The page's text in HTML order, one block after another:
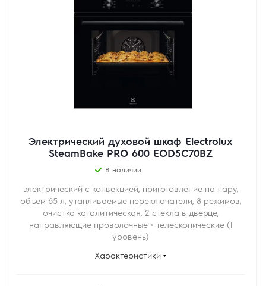
Электрический духовой шкаф Electrolux
SteamBake PRO 600 EOD5C70BZ
В наличии
электрический с конвекцией, приготовление на пару,
объем 65 л, утапливаемые переключатели, 8 режимов,
очистка каталитическая, 2 стекла в дверце,
направляющие проволочные + телескопические (1
уровень)
Характеристики